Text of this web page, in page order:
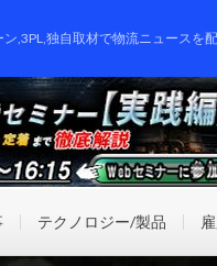
,3PL,独自取材で物流ニュースを
テクノロジー/製品